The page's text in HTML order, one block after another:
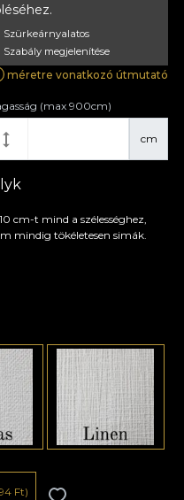
Szürkeárnyalatos
Szabály megjelenítése
méretre vonatkozó útmutató
cm
(max 900cm)
cm-t mind a szélességhez,
mindig tökéletesen simák.
Ft)